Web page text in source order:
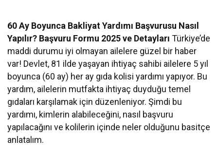
60 Ay Boyunca Bakliyat Yardımı Başvurusu Nasıl
Yapılır? Başvuru Formu 2025 ve DetaylarıTürkiye’de
maddi durumu iyi olmayan ailelere güzel bir haber
var! Devlet, 81 ilde yaşayan ihtiyaç sahibi ailelere 5 yıl
boyunca (60 ay) her ay gıda kolisi yardımı yapıyor. Bu
yardım, ailelerin mutfakta ihtiyaç duyduğu temel
gıdaları karşılamak için düzenleniyor. Şimdi bu
yardımı, kimlerin alabileceğini, nasıl başvuru
yapılacağını ve kolilerin içinde neler olduğunu basitçe
anlatalım.